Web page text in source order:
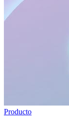
Producto